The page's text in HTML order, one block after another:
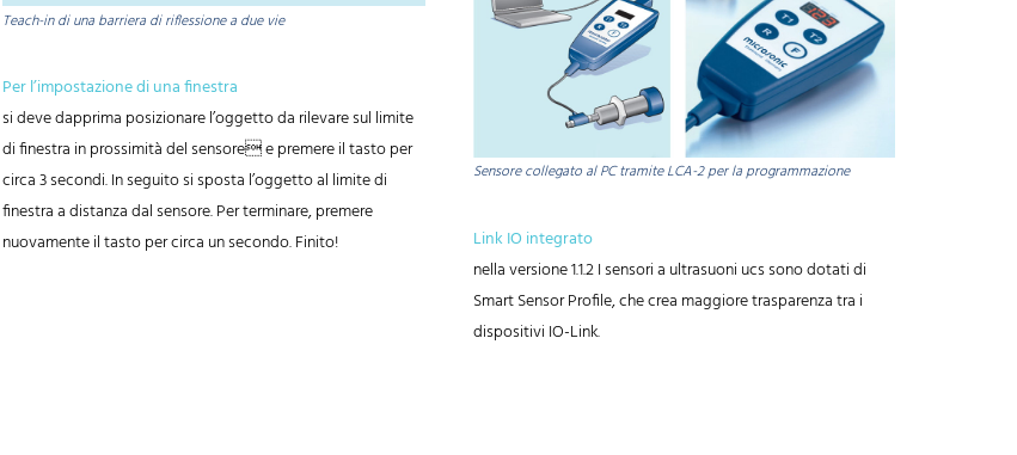
Teach-in di una barriera di riflessione a due vie
Per l’impostazione di una finestra
si deve dapprima posizionare l’oggetto da rilevare sul limite
di finestra in prossimità del sensore e premere il tasto per
circa 3 secondi. In seguito si sposta l’oggetto al limite di
finestra a distanza dal sensore. Per terminare, premere
nuovamente il tasto per circa un secondo. Finito!
Sensore collegato al PC tramite LCA-2 per la programmazione
Link IO integrato
nella versione 1.1.2 I sensori a ultrasuoni ucs sono dotati di
Smart Sensor Profile, che crea maggiore trasparenza tra i
dispositivi IO-Link.